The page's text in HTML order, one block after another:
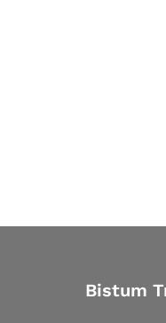
Bistum